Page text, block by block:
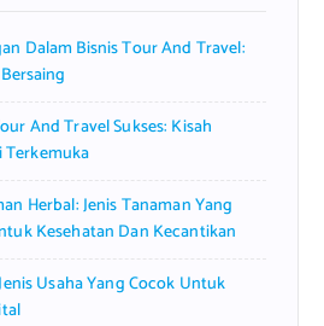
Dalam Bisnis Tour And Travel:
And Travel Sukses: Kisah
Herbal: Jenis Tanaman Yang
Kesehatan Dan Kecantikan
Usaha Yang Cocok Untuk